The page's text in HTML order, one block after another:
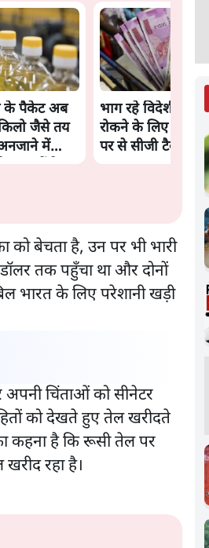
के पैकेट अब
जैसे तय
में
भाग रहे विदेशी
रोकने के लिए सरकार
पर से सीजी टैक्स
बेचता है, उन पर भी भारी
तक पहुँचा था और दोनों
भारत के लिए परेशानी खड़ी
चिंताओं को सीनेटर
को देखते हुए तेल खरीदते
कहना है कि रूसी तेल पर
रहा है।